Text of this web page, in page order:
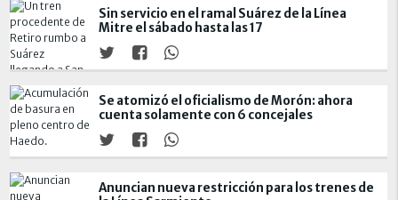
Sin servicio en el ramal Suárez de la Línea
Mitre el sábado hasta las 17
Se atomizó el oficialismo de Morón: ahora
cuenta solamente con 6 concejales
Anuncian nueva restricción para los trenes de